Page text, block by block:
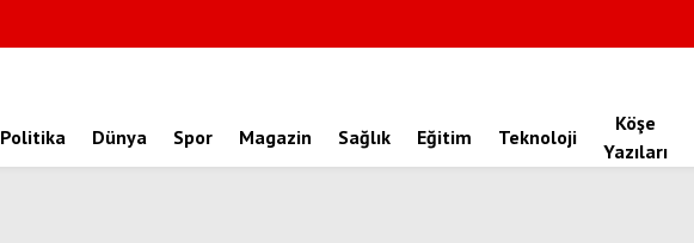
Politika Dünya Spor Magazin Sağlık Eğitim Teknoloji
Köşe
Yazıları